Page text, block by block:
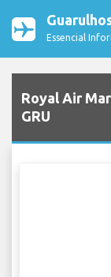
Essencial
Royal Air
GRU